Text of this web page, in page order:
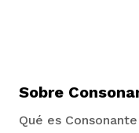
Sobre
Qué es Consonante